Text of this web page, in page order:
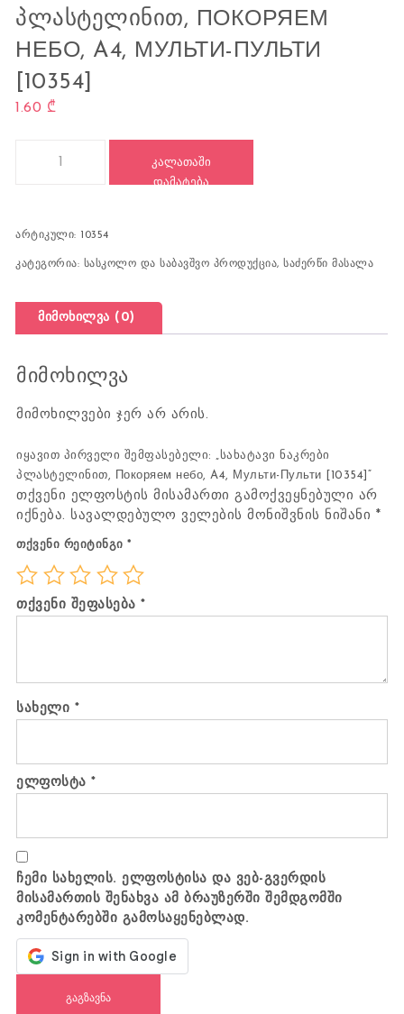
ᲞᲚᲐᲡᲢᲔᲚᲘᲜᲘᲗ, ПОКОРЯЕМ
НЕБО, A4, МУЛЬТИ-ПУЛЬТИ
[10354]
1.60 ₾
ᲙᲐᲚᲐᲗᲐᲨᲘ
ᲓᲐᲛᲐᲢᲔᲑᲐ
არტიკული: 10354
კატეგორია: სასკოლო და საბავშვო პროდუქცია,საძერწი მასალა
მიმოხილვა (0)
მიმოხილვა
მიმოხილვები ჯერ არ არის.
იყავით პირველი შემფასებელი: „სახატავი ნაკრები
პლასტელინით, Покоряем небо, A4, Мульти-Пульти [10354]“
თქვენი ელფოსტის მისამართი გამოქვეყნებული არ
იქნება. სავალდებულო ველების მონიშვნის ნიშანი *
თქვენი რეიტინგი*
თქვენი შეფასება*
სახელი *
ელფოსტა*
ჩემი სახელის. ელფოსტისა და ვებ-გვერდის
მისამართის შენახვა ამ ბრაუზერში შემდგომში
კომენტარებში გამოსაყენებლად.